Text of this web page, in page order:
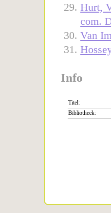
Hurt,
com.
Van
Info
Titel:
Bibliotheek: